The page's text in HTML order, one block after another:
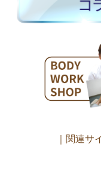
｜関連サ